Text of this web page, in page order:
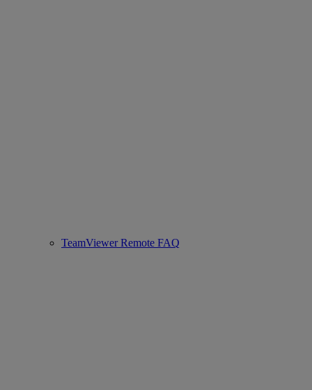
TeamViewer Remote FAQ